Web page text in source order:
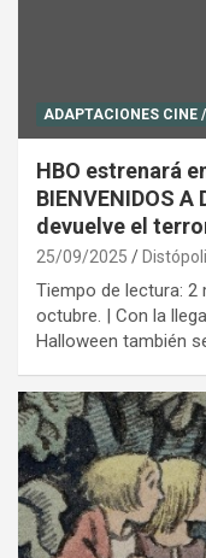
ADAPTACIONES CINE
HBO estrenará
BIENVENIDOS A
devuelve el
25/09/2025
Tiempo de lectura:
octubre. | Con la
Halloween también